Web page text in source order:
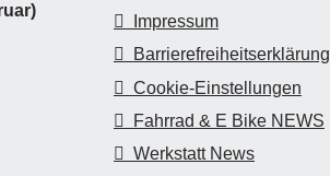
Impressum
Barrierefreiheitserklärung
Cookie-Einstellungen
Fahrrad & E Bike NEWS
Werkstatt News